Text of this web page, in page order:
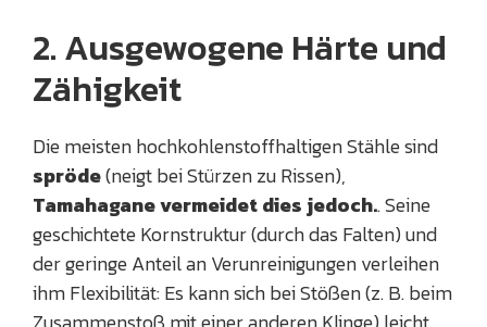
2. Ausgewogene Härte und
Zähigkeit
Die meisten hochkohlenstoffhaltigen Stähle sind
spröde(neigt bei Stürzen zu Rissen),
Tamahagane vermeidet dies jedoch.. Seine
geschichtete Kornstruktur (durch das Falten) und
der geringe Anteil an Verunreinigungen verleihen
ihm Flexibilität: Es kann sich bei Stößen (z. B. beim